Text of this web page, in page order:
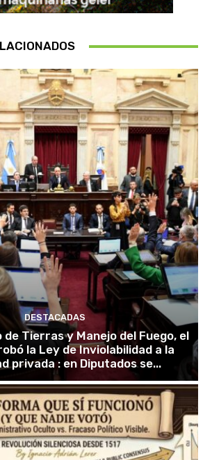
DESTACADAS
de Tierras y Manejo del Fuego, el
la Ley de Inviolabilidad a la
privada : en Diputados se...